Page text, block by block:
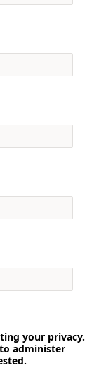
your privacy.
administer